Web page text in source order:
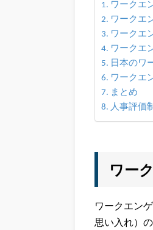
ワークエ
ワークエ
ワークエ
ワークエ
日本のワ
ワークエ
まとめ
人事評価
ワー
ワークエン
思い入れ）